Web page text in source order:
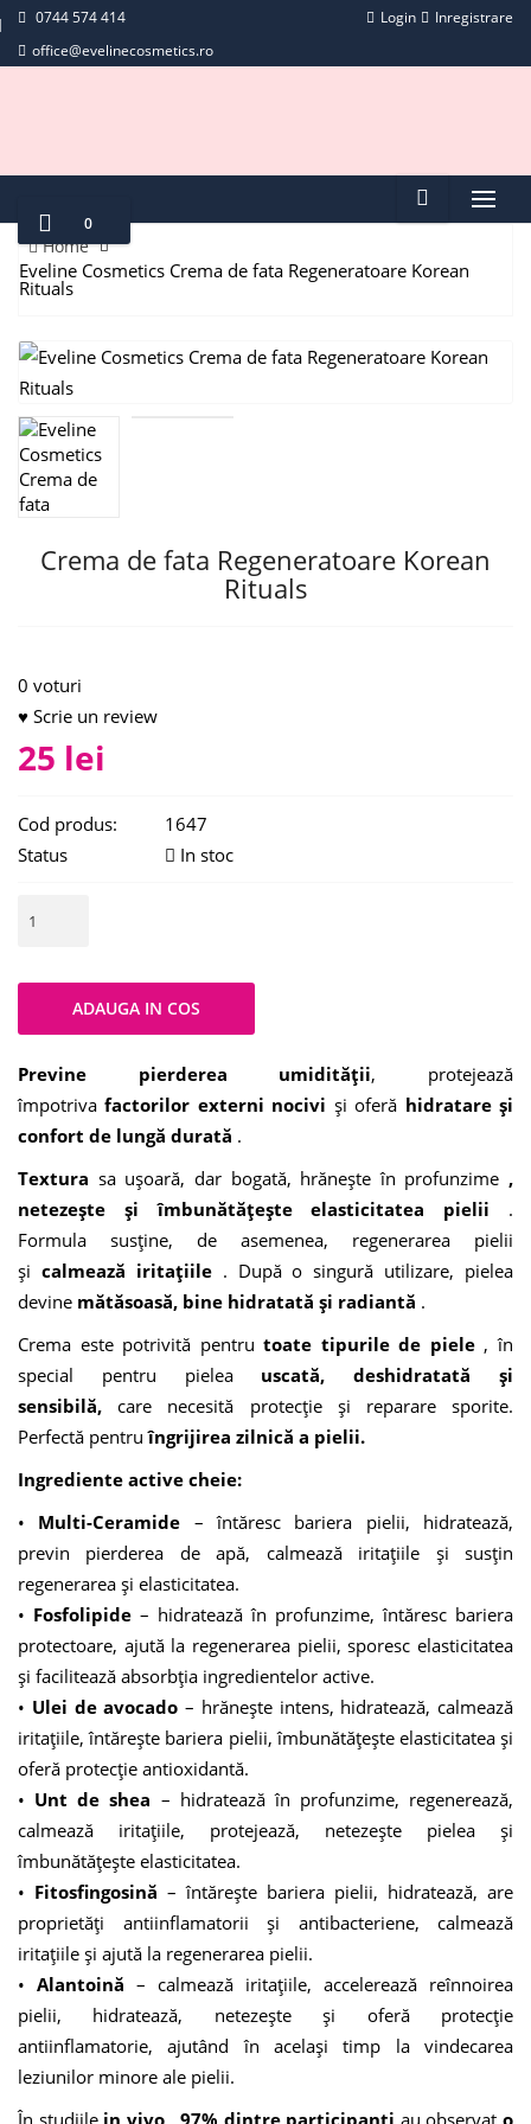
0744 574 414
office@evelinecosmetics.ro
Login Inregistrare
0
Home
Eveline Cosmetics Crema de fata Regeneratoare Korean
Rituals
Crema de fata Regeneratoare Korean
Rituals
0 voturi
♥ Scrie un review
25 lei
Cod produs:
1647
Status
In stoc
Previne pierderea umidității, protejează
împotrivafactorilor externi nocivi și oferă hidratare și
confort de lungă durată .
Textura sa ușoară, dar bogată, hrănește în profunzime ,
netezește și îmbunătățește elasticitatea pielii .
Formula susține, de asemenea, regenerarea pielii
și calmează iritațiile. După o singură utilizare, pielea
devine mătăsoasă, bine hidratată și radiantă .
Crema este potrivită pentrutoate tipurile de piele, în
special pentru pielea uscată, deshidratată și
sensibilă, care necesită protecție și reparare sporite.
Perfectă pentruîngrijirea zilnică a pielii.
Ingrediente active cheie:
• Multi-Ceramide – întăresc bariera pielii, hidratează,
previn pierderea de apă, calmează iritațiile și susțin
regenerarea și elasticitatea.
• Fosfolipide – hidratează în profunzime, întăresc bariera
protectoare, ajută la regenerarea pielii, sporesc elasticitatea
și facilitează absorbția ingredientelor active.
• Ulei de avocado – hrănește intens, hidratează, calmează
iritațiile, întărește bariera pielii, îmbunătățește elasticitatea și
oferă protecție antioxidantă.
• Unt de shea – hidratează în profunzime, regenerează,
calmează iritațiile, protejează, netezește pielea și
îmbunătățește elasticitatea.
• Fitosfingosină – întărește bariera pielii, hidratează, are
proprietăți antiinflamatorii și antibacteriene, calmează
iritațiile și ajută la regenerarea pielii.
• Alantoină – calmează iritațiile, accelerează reînnoirea
pielii, hidratează, netezește și oferă protecție
antiinflamatorie, ajutând în același timp la vindecarea
leziunilor minore ale pielii.
În studiile in vivo ,97% dintre participanți au observato